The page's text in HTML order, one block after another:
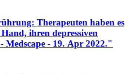
Therapeuten haben es
ihren depressiven
Medscape - 19. Apr 2022."